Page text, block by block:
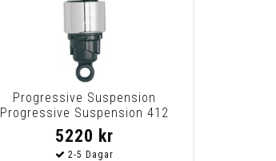
Progressive Suspension
Progressive Suspension 412
Series Heavy Duty Du
5220 kr